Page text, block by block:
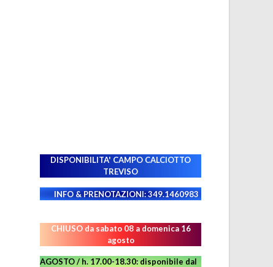
DISPONIBILITA' CAMPO CALCIOTTO
TREVISO
INFO & PRENOTAZIONI: 349.1460983
CHIUSO da sabato 08 a domenica 16
agosto
AGOSTO / h. 17.00-18.30: disponibile dal